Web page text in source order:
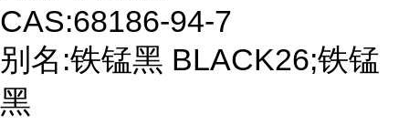
CAS:68186-94-7
别名:铁锰黑 BLACK26;铁锰
黑